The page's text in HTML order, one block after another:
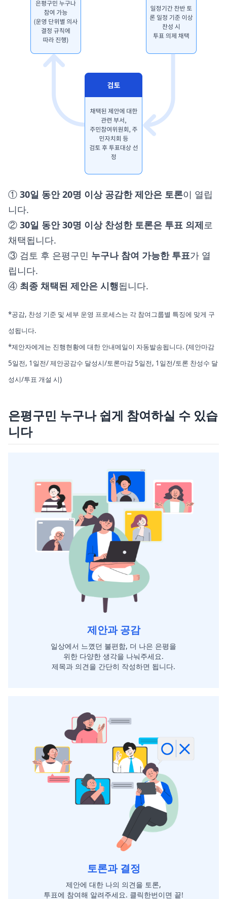
① 30일 동안20명 이상 공감한 제안은 토론이 열립
니다.
② 30일 동안 30명 이상찬성한 토론은 투표 의제로
채택됩니다.
③ 검토 후 은평구민 누구나 참여 가능한 투표가 열
립니다.
④ 최종 채택된 제안은 시행됩니다.
*공감, 찬성 기준 및 세부 운영 프로세스는 각 참여그룹별 특징에 맞게 구
성됩니다.
*제안자에게는 진행현황에 대한 안내메일이 자동발송됩니다. (제안마감
5일전, 1일전/ 제안공감수 달성시/토론마감 5일전, 1일전/토론 찬성수 달
성시/투표 개설 시)
은평구민 누구나 쉽게 참여하실 수 있습
니다
제안과 공감
일상에서 느꼈던 불편함, 더 나은 은평을
위한 다양한 생각을 나눠주세요.
제목과 의견을 간단히 작성하면 됩니다.
토론과 결정
제안에 대한 나의 의견을 토론,
투표에 참여해 알려주세요. 클릭한번이면 끝!